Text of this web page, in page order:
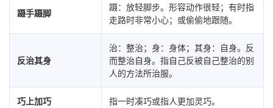
蹑手蹑脚
蹑：放轻脚步。形容动作很轻；有时指
走路时非常小心；或偷偷地跟随。
反治其身
治：整治；身：身体；其身：自身。反
而整治自身。指自己反被自己整治的别
人的方法所治服。
巧上加巧 指一时凑巧或指人更加灵巧。